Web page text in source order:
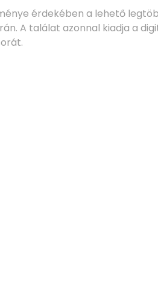
érdekében a lehető
A találat azonnal kiadja a